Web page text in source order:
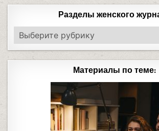
Разделы женского
Материалы по теме: